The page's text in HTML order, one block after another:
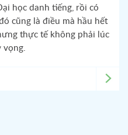
học danh tiếng, rồi có
cũng là điều mà hầu hết
thực tế không phải lúc